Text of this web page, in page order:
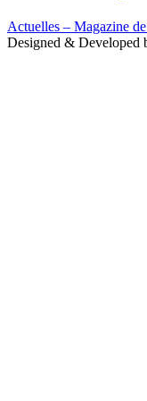
Actuelles – Magazine
Designed & Developed